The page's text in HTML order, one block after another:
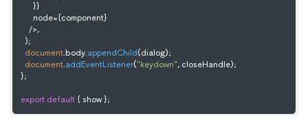
    />
,
document.body.appendChild(dialog);
document.addEventListener("keydown", closeHandle);
};
export default { show };